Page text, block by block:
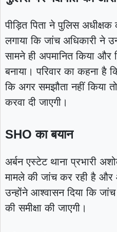
पीड़ित पिता ने पुलिस
लगाया कि जांच अधिकारी ने
सामने ही अपमानित किया और
बनाया। परिवार का कहना है
कि अगर समझौता नहीं
करवा दी जाएगी।
SHO का बयान
अर्बन एस्टेट थाना प्रभारी
मामले की जांच कर रही है और
उन्होंने आश्वासन दिया कि
की समीक्षा की जाएगी।